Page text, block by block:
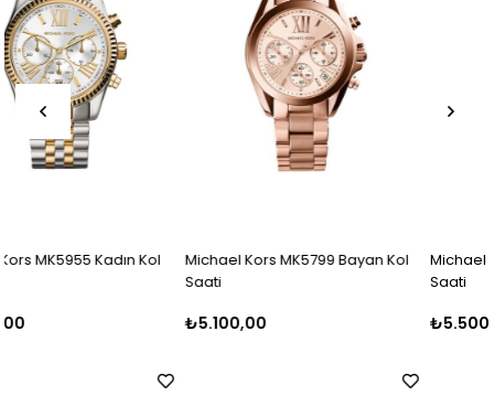
Michael Kors MK5799 Bayan Kol
₺5.100,00
Michael Kors MK5798 Bayan Kol
₺5.500,00